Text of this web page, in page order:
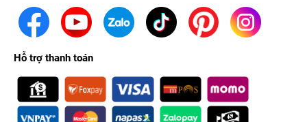
Hỗ trợ thanh toán